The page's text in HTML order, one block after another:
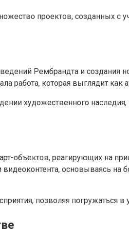
проектов, созданных с
Рембрандта и создания
работа, которая выглядит как
художественного
объектов, реагирующих на
видеоконтента, основываясь
позволяя погружаться